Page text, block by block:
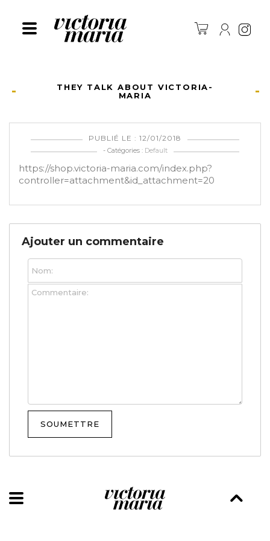
THEY TALK ABOUT VICTORIA-
MARIA
PUBLIÉ LE : 12/01/2018
- Catégories : Default
https://shop.victoria-maria.com/index.php?
controller=attachment&id_attachment=20
Ajouter un commentaire